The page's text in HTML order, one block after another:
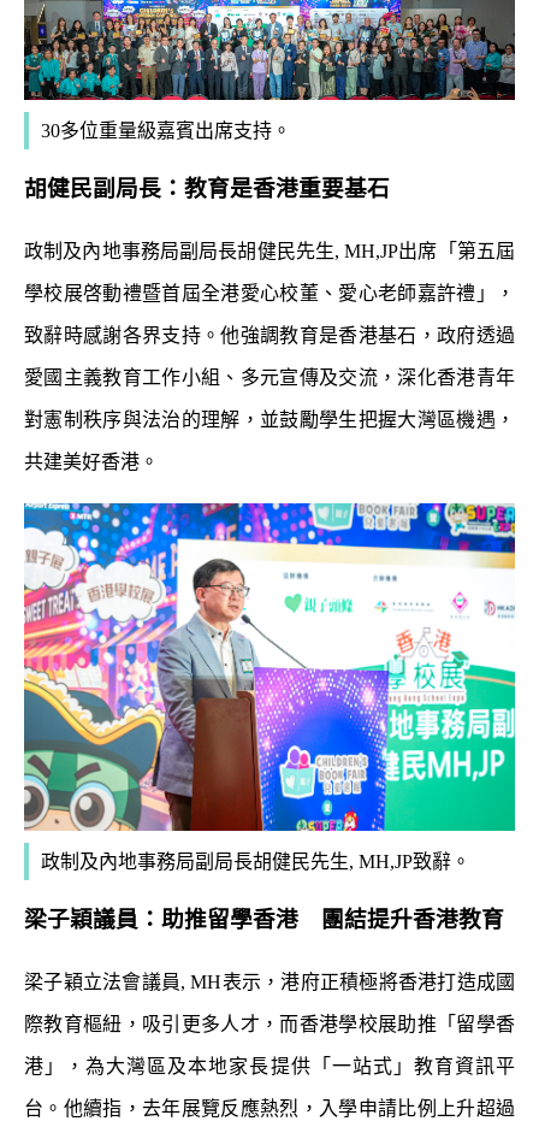
30多位重量級嘉賓出席支持。
胡健民副局長：教育是香港重要基石
政制及內地事務局副局長胡健民先生, MH,JP出席「第五屆
學校展啓動禮暨首屆全港愛心校董、愛心老師嘉許禮」，
致辭時感謝各界支持。他強調教育是香港基石，政府透過
愛國主義教育工作小組、多元宣傳及交流，深化香港青年
對憲制秩序與法治的理解，並鼓勵學生把握大灣區機遇，
共建美好香港。
政制及內地事務局副局長胡健民先生, MH,JP致辭。
梁子穎議員：助推留學香港 團結提升香港教育
梁子穎立法會議員, MH表示，港府正積極將香港打造成國
際教育樞紐，吸引更多人才，而香港學校展助推「留學香
港」，為大灣區及本地家長提供「一站式」教育資訊平
台。他續指，去年展覽反應熱烈，入學申請比例上升超過